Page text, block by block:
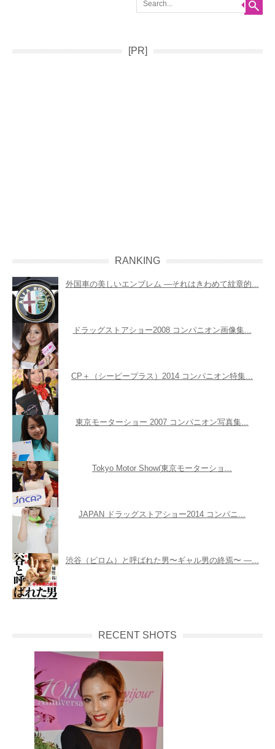
[PR]
RANKING
外国車の美しいエンブレム ―それはきわめて紋章的...
ドラッグストアショー2008 コンパニオン画像集...
CP＋（シーピープラス）2014 コンパニオン特集...
東京モーターショー 2007 コンパニオン写真集...
Tokyo Motor Show(東京モーターショ...
JAPAN ドラッグストアショー2014 コンパニ...
渋谷（ピロム）と呼ばれた男〜ギャル男の終焉〜 ―...
RECENT SHOTS